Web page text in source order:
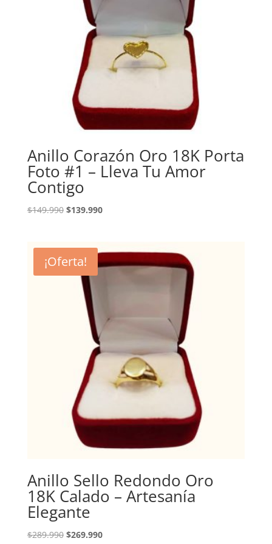
Anillo Corazón Oro 18K Porta
Foto #1 – Lleva Tu Amor
Contigo
$149.990 El
era:
$149.990.
$139.990El
es:
$139.990.
¡Oferta!
Anillo Sello Redondo Oro
18K Calado – Artesanía
Elegante
$289.990 El
$269.990El